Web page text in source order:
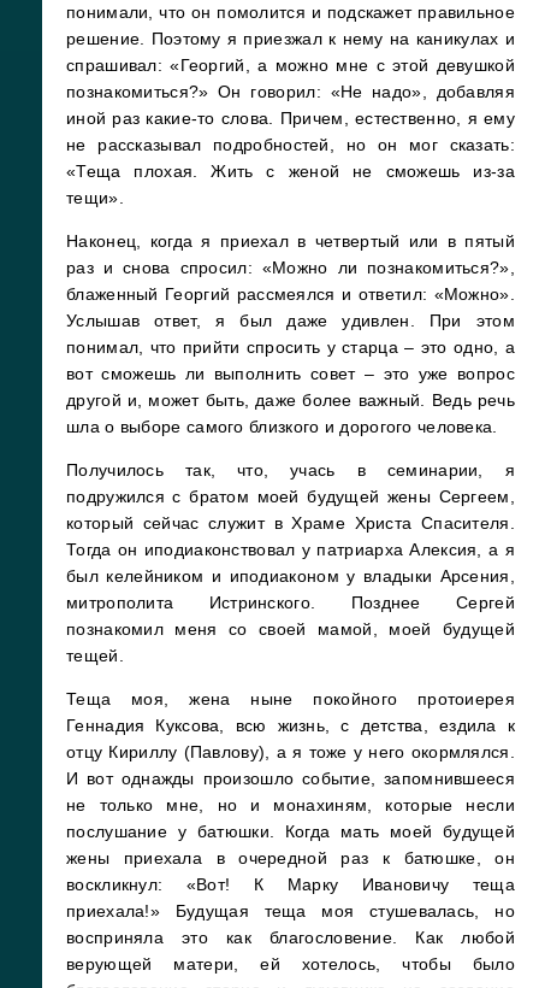
понимали, что он помолится и подскажет правильное
решение. Поэтому я приезжал к нему на каникулах и
спрашивал: «Георгий, а можно мне с этой девушкой
познакомиться?» Он говорил: «Не надо», добавляя
иной раз какие-то слова. Причем, естественно, я ему
не рассказывал подробностей, но он мог сказать:
«Теща плохая. Жить с женой не сможешь из-за
тещи».
Наконец, когда я приехал в четвертый или в пятый
раз и снова спросил: «Можно ли познакомиться?»,
блаженный Георгий рассмеялся и ответил: «Можно».
Услышав ответ, я был даже удивлен. При этом
понимал, что прийти спросить у старца – это одно, а
вот сможешь ли выполнить совет – это уже вопрос
другой и, может быть, даже более важный. Ведь речь
шла о выборе самого близкого и дорогого человека.
Получилось так, что, учась в семинарии, я
подружился с братом моей будущей жены Сергеем,
который сейчас служит в Храме Христа Спасителя.
Тогда он иподиаконствовал у патриарха Алексия, а я
был келейником и иподиаконом у владыки Арсения,
митрополита Истринского. Позднее Сергей
познакомил меня со своей мамой, моей будущей
тещей.
Теща моя, жена ныне покойного протоиерея
Геннадия Куксова, всю жизнь, с детства, ездила к
отцу Кириллу (Павлову), а я тоже у него окормлялся.
И вот однажды произошло событие, запомнившееся
не только мне, но и монахиням, которые несли
послушание у батюшки. Когда мать моей будущей
жены приехала в очередной раз к батюшке, он
воскликнул: «Вот! К Марку Ивановичу теща
приехала!» Будущая теща моя стушевалась, но
восприняла это как благословение. Как любой
верующей матери, ей хотелось, чтобы было